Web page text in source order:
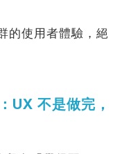
的使用者體驗，絕
UX 不是做完，